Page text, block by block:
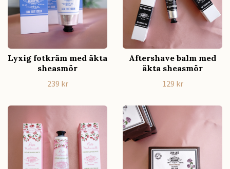
Lyxig fotkräm med äkta
sheasmör
239 kr
Aftershave balm med
äkta sheasmör
129 kr